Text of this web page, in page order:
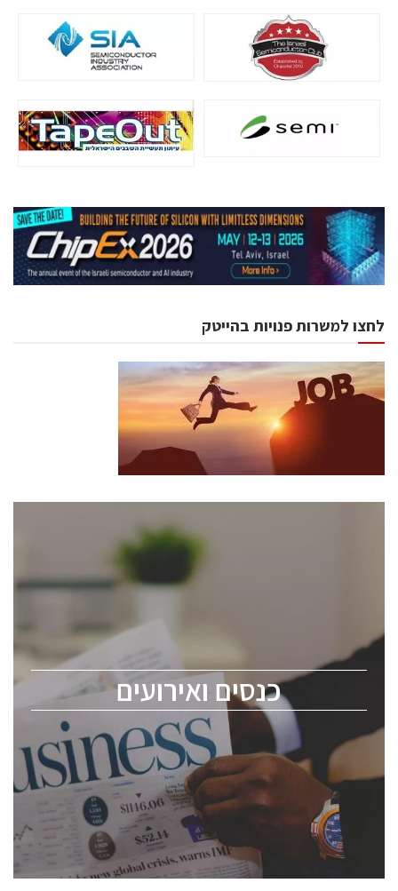
לחצו למשרות פנויות בהייטק
כנסים ואירועים
כנסים ואירועים
לכל העוסקים בתעשיית הסמיקונדקטור כולל מהנדסים,
ChipEx2026 will be held on May 12-13, 2026. The
conference is intended for everyone involved in the
semiconductor industry, including engineers,
professional experts, and senior executives.
לחץ לפרטים